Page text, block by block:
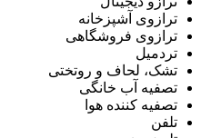
ترازوی آشپزخانه
ترازوی فروشگاهی
تردمیل
تشک، لحاف و روتختی
تصفیه آب خانگی
تصفیه کننده هوا
تلفن